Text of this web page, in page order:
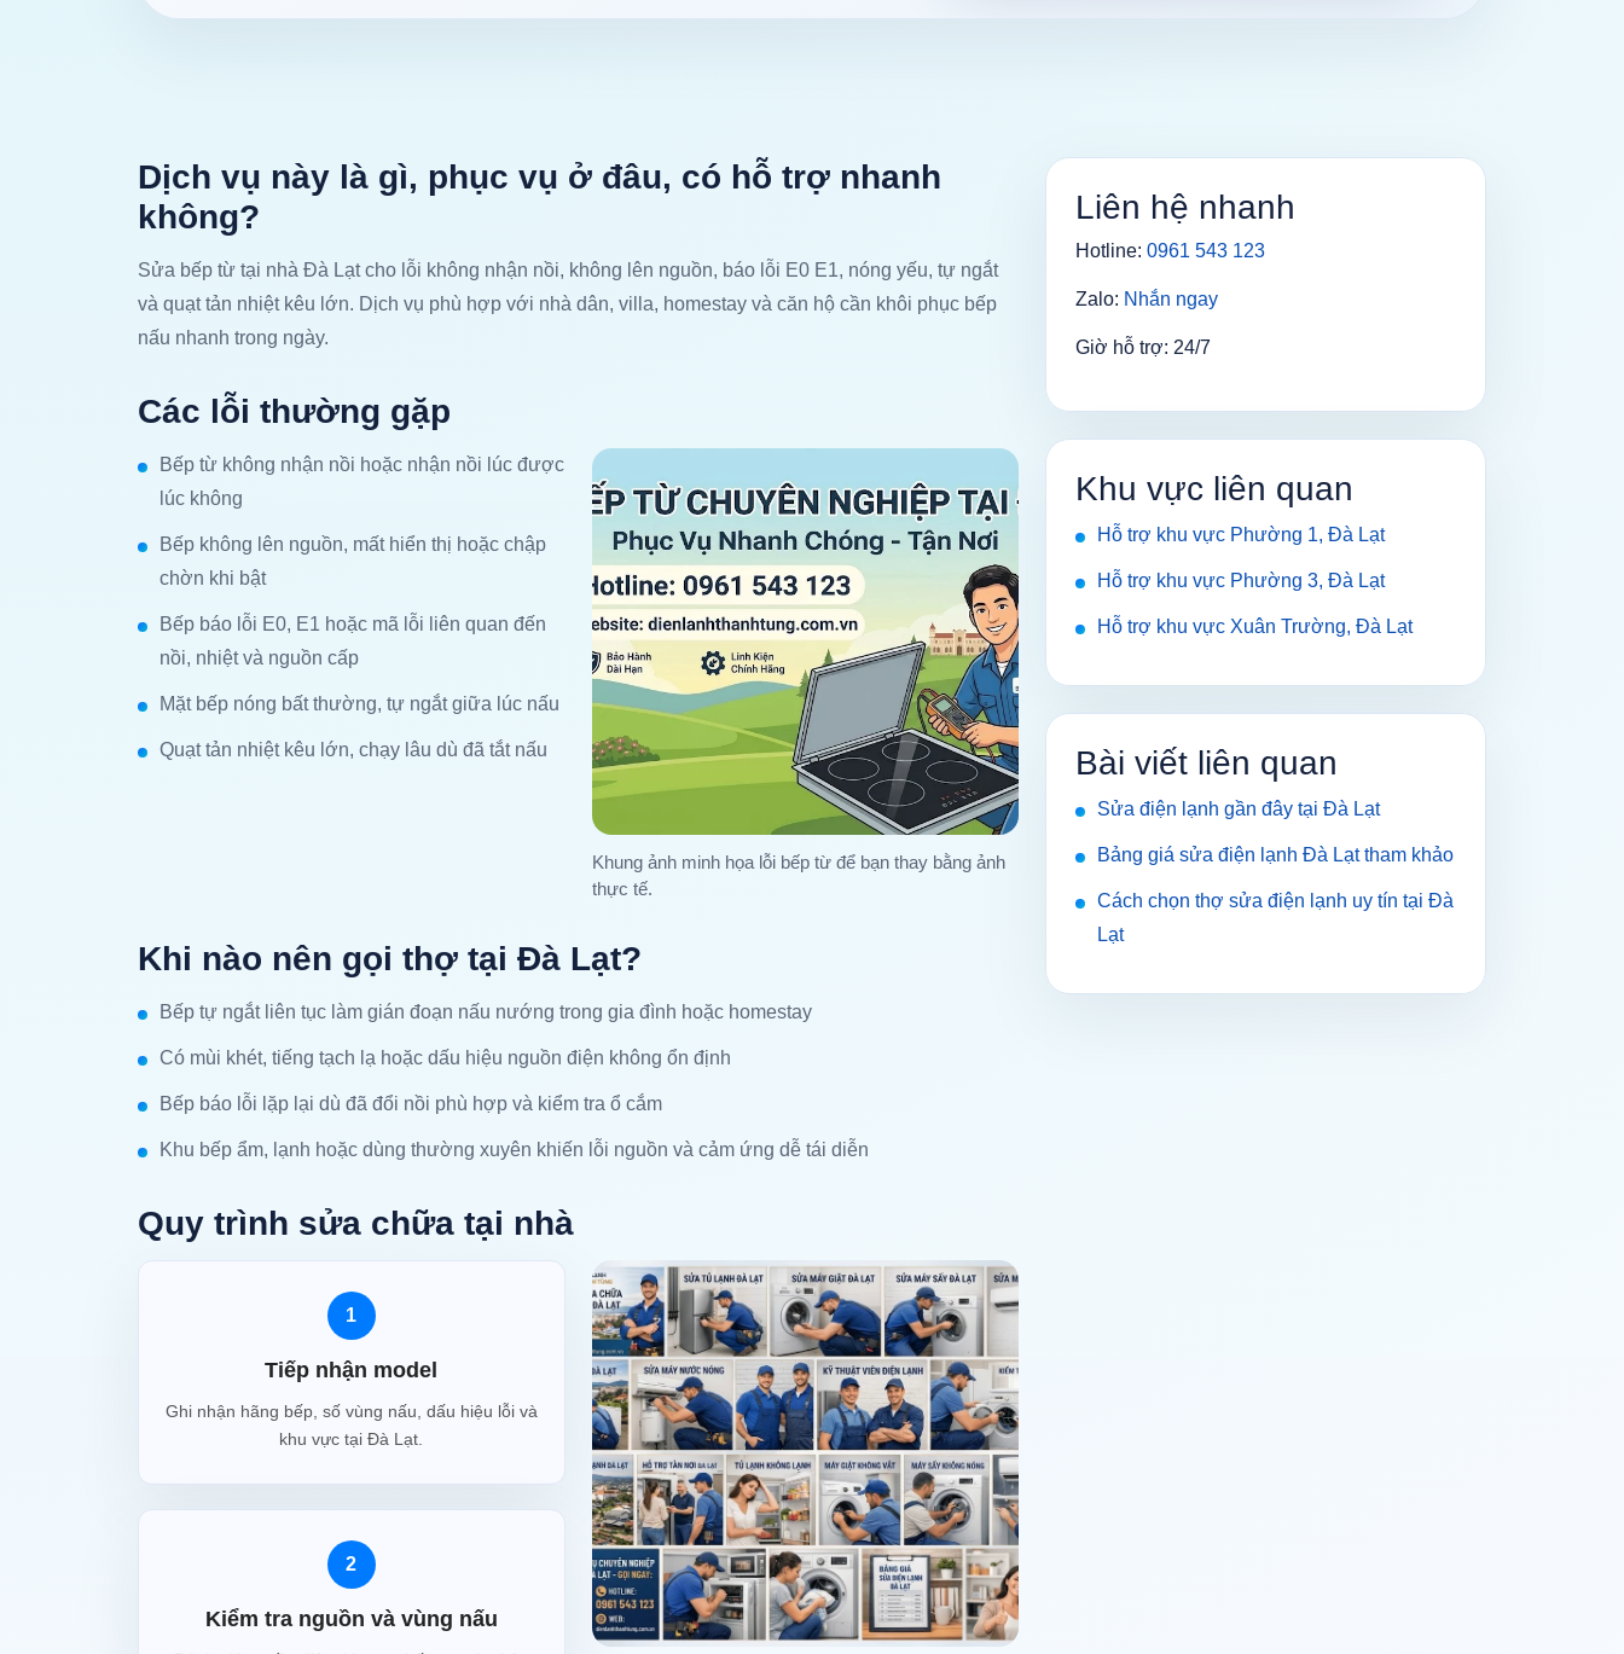
Dịch vụ này là gì, phục vụ ở đâu, có hỗ trợ nhanh
không?
Sửa bếp từ tại nhà Đà Lạt cho lỗi không nhận nồi, không lên nguồn, báo lỗi E0 E1, nóng yếu, tự ngắt
và quạt tản nhiệt kêu lớn. Dịch vụ phù hợp với nhà dân, villa, homestay và căn hộ cần khôi phục bếp
nấu nhanh trong ngày.
Các lỗi thường gặp
Bếp từ không nhận nồi hoặc nhận nồi lúc được
lúc không
Bếp không lên nguồn, mất hiển thị hoặc chập
chờn khi bật
Bếp báo lỗi E0, E1 hoặc mã lỗi liên quan đến
nồi, nhiệt và nguồn cấp
Mặt bếp nóng bất thường, tự ngắt giữa lúc nấu
Quạt tản nhiệt kêu lớn, chạy lâu dù đã tắt nấu
Khung ảnh minh họa lỗi bếp từ để bạn thay bằng ảnh
thực tế.
Khi nào nên gọi thợ tại Đà Lạt?
Bếp tự ngắt liên tục làm gián đoạn nấu nướng trong gia đình hoặc homestay
Có mùi khét, tiếng tạch lạ hoặc dấu hiệu nguồn điện không ổn định
Bếp báo lỗi lặp lại dù đã đổi nồi phù hợp và kiểm tra ổ cắm
Khu bếp ẩm, lạnh hoặc dùng thường xuyên khiến lỗi nguồn và cảm ứng dễ tái diễn
Quy trình sửa chữa tại nhà
1
Tiếp nhận model
Ghi nhận hãng bếp, số vùng nấu, dấu hiệu lỗi và
khu vực tại Đà Lạt.
2
Kiểm tra nguồn và vùng nấu
Liên hệ nhanh
Hotline:0961 543 123
Zalo: Nhắn ngay
Giờ hỗ trợ: 24/7
Khu vực liên quan
Hỗ trợ khu vực Phường 1, Đà Lạt
Hỗ trợ khu vực Phường 3, Đà Lạt
Hỗ trợ khu vực Xuân Trường, Đà Lạt
Bài viết liên quan
Sửa điện lạnh gần đây tại Đà Lạt
Bảng giá sửa điện lạnh Đà Lạt tham khảo
Cách chọn thợ sửa điện lạnh uy tín tại Đà
Lạt